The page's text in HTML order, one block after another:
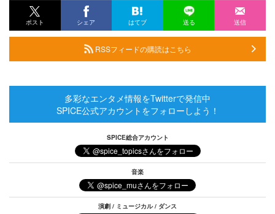
ポスト シェア はてブ 送る 送信
RSSフィードの購読はこちら
多彩なエンタメ情報をTwitterで発信中
SPICE公式アカウントをフォローしよう！
SPICE総合アカウント
音楽
演劇 / ミュージカル / ダンス